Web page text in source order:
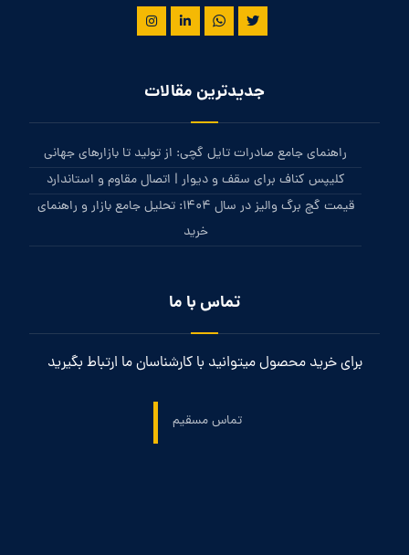
جدیدترین مقالات
راهنمای جامع صادرات تایل گچی: از تولید تا بازارهای جهانی
کلیپس کناف برای سقف و دیوار | اتصال مقاوم و استاندارد
قیمت گچ برگ والیز در سال 1404: تحلیل جامع بازار و راهنمای
خرید
تماس با ما
برای خرید محصول میتوانید با کارشناسان ما ارتباط بگیرید
تماس مسقیم